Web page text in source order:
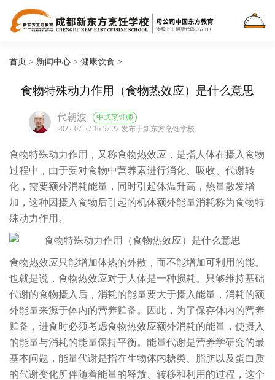
首页 > 新闻中心 > 健康饮食 >
食物特殊动力作用（食物热效应）是什么意思
代朝波
中式烹饪师
2022-07-27 16:57:22 发布于新东方烹饪学校
食物特殊动力作用，又称食物热效应，是指人体在摄入食物
过程中，由于要对食物中营养素进行消化、吸收、代谢转
化，需要额外消耗能量，同时引起体温升高，热量散发增
加，这种因摄入食物后引起的机体额外能量消耗称为食物特
殊动力作用。
食物热效应只能增加体热的外散，而不能增加可利用的能。
也就是说，食物热效应对于人体是一种损耗。只够维持基础
代谢的食物摄入后，消耗的能量要大于摄入能量，消耗的额
外能量来源于体内的营养贮备。因此，为了保存体内的营养
贮备，进食时必须考虑食物热效应额外消耗的能量，使摄入
的能量与消耗的能量保持平衡。能量代谢是营养学研究的最
基本问题，能量代谢是指在生物体内糖类、脂肪以及蛋白质
的代谢变化所伴随着能量的释放、转移和利用的过程，这个